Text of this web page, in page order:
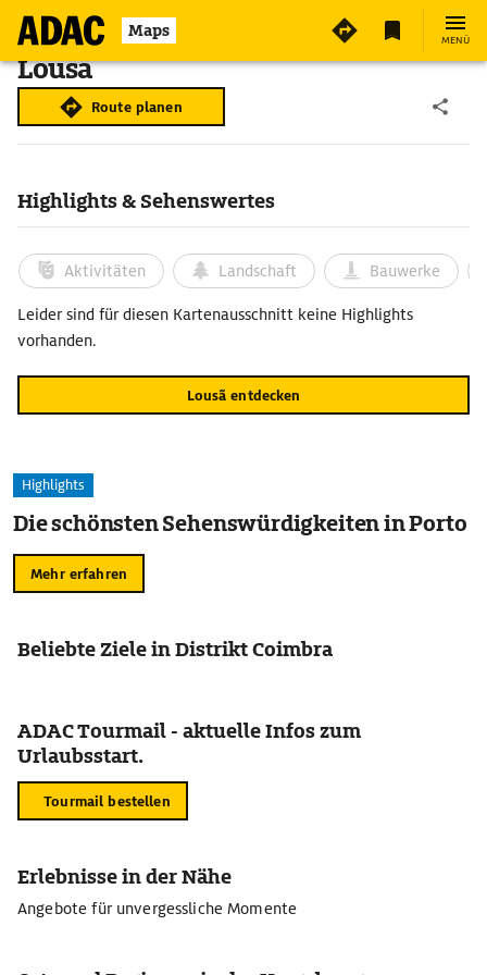
Maps MENÜ
Lousã
Route planen
Highlights & Sehenswertes
Aktivitäten Landschaft Bauwerke
Leider sind für diesen Kartenausschnitt keine Highlights
vorhanden.
Lousã entdecken
Highlights
Die schönsten Sehenswürdigkeiten in Porto
Mehr erfahren
Beliebte Ziele in Distrikt Coimbra
ADAC Tourmail - aktuelle Infos zum
Urlaubsstart.
Tourmail bestellen
Erlebnisse in der Nähe
Angebote für unvergessliche Momente